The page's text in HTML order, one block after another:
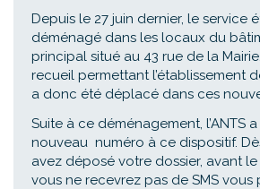
Depuis le 27 juin dernier, le service
déménagé dans les locaux du
principal situé au 43 rue de la
recueil permettant l’établissement
a donc été déplacé dans ces
Suite à ce déménagement, l’ANTS
nouveau numéro à ce dispositif.
avez déposé votre dossier, avant le
vous ne recevrez pas de SMS vous